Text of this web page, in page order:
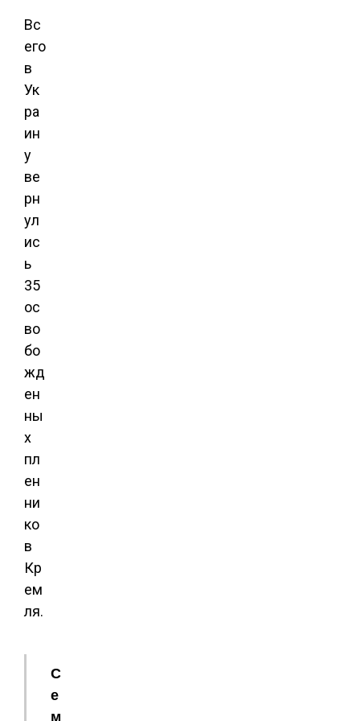
Вс
его
в
Ук
ра
ин
у
ве
рн
ул
ис
ь
35
ос
во
бо
жд
ен
ны
х
пл
ен
ни
ко
в
Кр
ем
ля.
С
е
м